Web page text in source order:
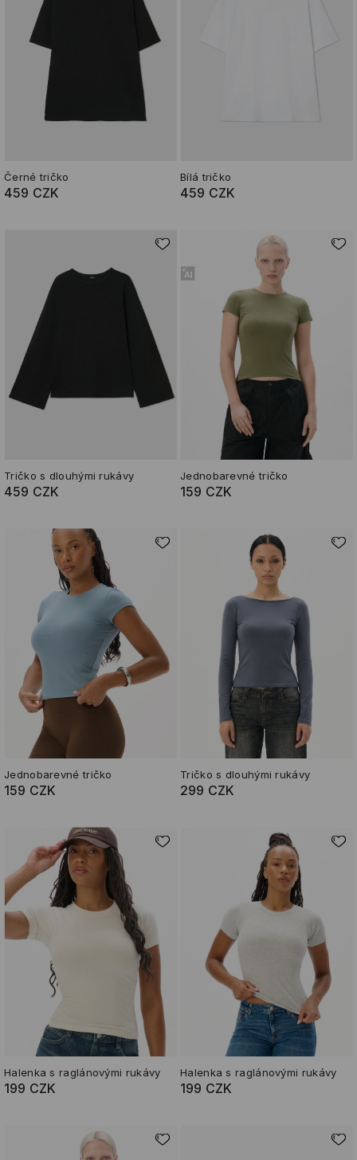
Černé tričko
459 CZK
Bílá tričko
459 CZK
Tričko s dlouhými rukávy
459 CZK
Jednobarevné tričko
159 CZK
Jednobarevné tričko
159 CZK
Tričko s dlouhými rukávy
299 CZK
Halenka s raglánovými rukávy
199 CZK
Halenka s raglánovými rukávy
199 CZK